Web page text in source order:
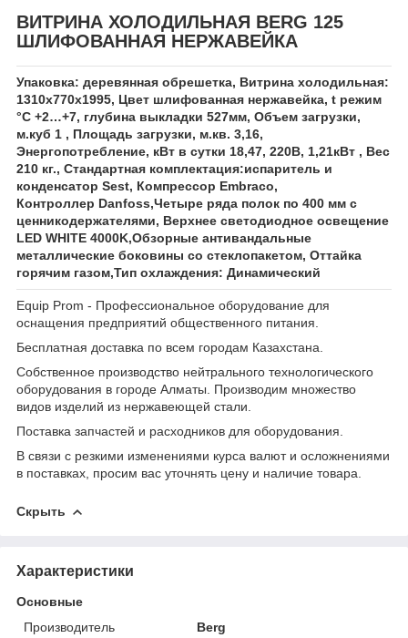
ВИТРИНА ХОЛОДИЛЬНАЯ BERG 125
ШЛИФОВАННАЯ НЕРЖАВЕЙКА
Упаковка: деревянная обрешетка, Витрина холодильная:
1310х770х1995, Цвет шлифованная нержавейка, t режим
°C +2…+7, глубина выкладки 527мм, Объем загрузки,
м.куб 1 , Площадь загрузки, м.кв. 3,16,
Энергопотребление, кВт в сутки 18,47, 220В, 1,21кВт , Вес
210 кг., Стандартная комплектация:испаритель и
конденсатор Sest, Компрессор Embraco,
Контроллер Danfoss,Четыре ряда полок по 400 мм с
ценникодержателями, Верхнее светодиодное освещение
LED WHITE 4000K,Обзорные антивандальные
металлические боковины со стеклопакетом, Оттайка
горячим газом,Тип охлаждения: Динамический
Equip Prom - Профессиональное оборудование для
оснащения предприятий общественного питания.
Бесплатная доставка по всем городам Казахстана.
Собственное производство нейтрального технологического
оборудования в городе Алматы. Производим множество
видов изделий из нержавеющей стали.
Поставка запчастей и расходников для оборудования.
В связи с резкими изменениями курса валют и осложнениями
в поставках, просим вас уточнять цену и наличие товара.
Скрыть
Характеристики
Основные
Производитель
Berg